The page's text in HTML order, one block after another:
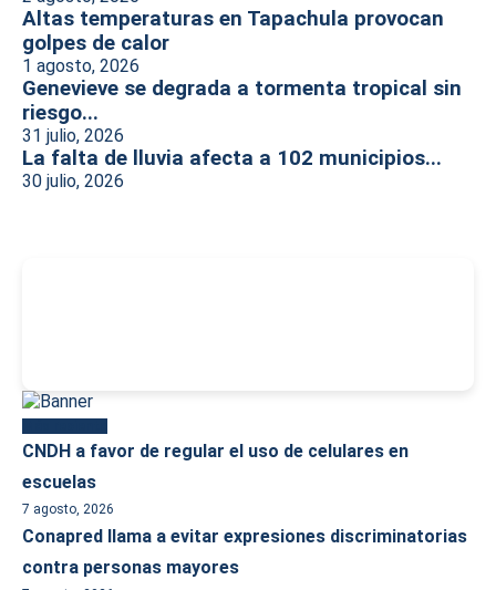
Altas temperaturas en Tapachula provocan
golpes de calor
1 agosto, 2026
Genevieve se degrada a tormenta tropical sin
riesgo...
31 julio, 2026
La falta de lluvia afecta a 102 municipios...
30 julio, 2026
CNDH a favor de regular el uso de celulares en
escuelas
7 agosto, 2026
Conapred llama a evitar expresiones discriminatorias
contra personas mayores